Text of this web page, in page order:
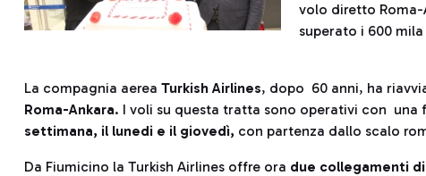
volo diretto Roma-
superato i 600
La compagnia aerea Turkish Airlines, dopo 60 anni, ha
Roma-Ankara. I voli su questa tratta sono operativi con una
settimana, il lunedi e il giovedì, con partenza dallo scalo
Da Fiumicino la Turkish Airlines offre ora due collegamenti